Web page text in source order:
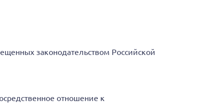
законодательством Российской
отношение к